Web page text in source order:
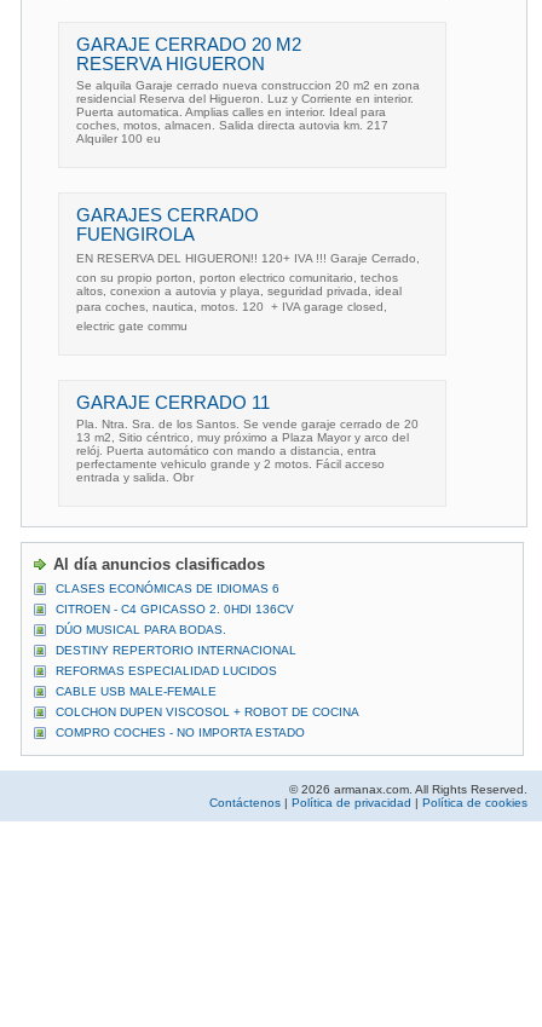
GARAJE CERRADO 20 M2
RESERVA HIGUERON
Se alquila Garaje cerrado nueva construccion 20 m2 en zona
residencial Reserva del Higueron. Luz y Corriente en interior.
Puerta automatica. Amplias calles en interior. Ideal para
coches, motos, almacen. Salida directa autovia km. 217
Alquiler 100 eu
GARAJES CERRADO
FUENGIROLA
EN RESERVA DEL HIGUERON!! 120+ IVA !!! Garaje Cerrado,
con su propio porton, porton electrico comunitario, techos
altos, conexion a autovia y playa, seguridad privada, ideal
para coches, nautica, motos. 120  + IVA garage closed,
electric gate commu
GARAJE CERRADO 11
Pla. Ntra. Sra. de los Santos. Se vende garaje cerrado de 20
13 m2, Sitio céntrico, muy próximo a Plaza Mayor y arco del
relój. Puerta automático con mando a distancia, entra
perfectamente vehiculo grande y 2 motos. Fácil acceso
entrada y salida. Obr
Al día anuncios clasificados
CLASES ECONÓMICAS DE IDIOMAS 6
CITROEN - C4 GPICASSO 2. 0HDI 136CV
DÚO MUSICAL PARA BODAS.
DESTINY REPERTORIO INTERNACIONAL
REFORMAS ESPECIALIDAD LUCIDOS
CABLE USB MALE-FEMALE
COLCHON DUPEN VISCOSOL + ROBOT DE COCINA
COMPRO COCHES - NO IMPORTA ESTADO
© 2026 armanax.com. All Rights Reserved.
Contáctenos | Política de privacidad | Política de cookies